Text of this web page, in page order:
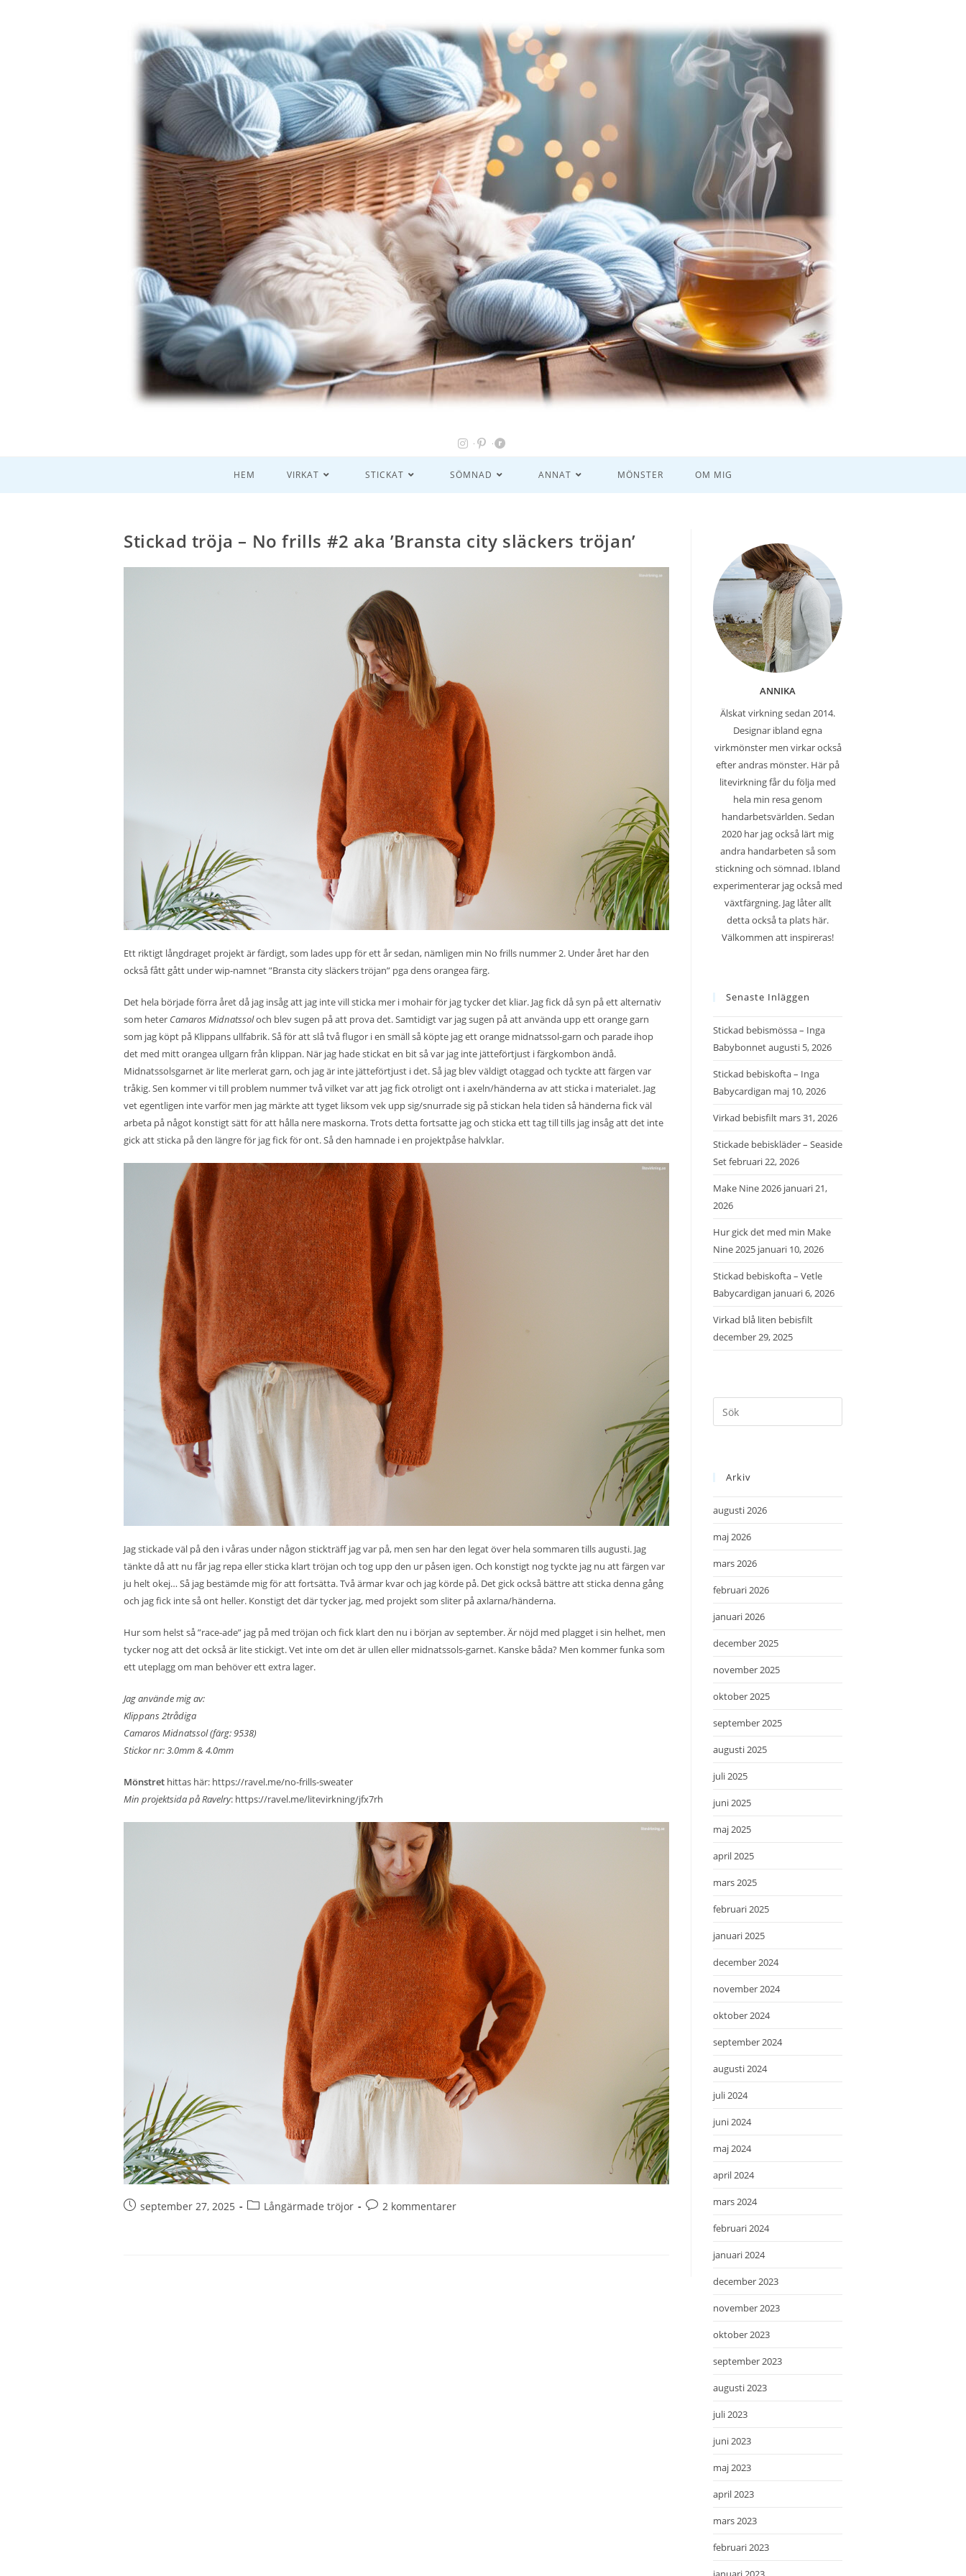
HEM VIRKAT STICKAT SÖMNAD ANNAT MÖNSTER OM MIG
Stickad tröja – No frills #2 aka ’Bransta city släckers tröjan’
Ett riktigt långdraget projekt är färdigt, som lades upp för ett år sedan, nämligen min No frills nummer 2. Under året har den
också fått gått under wip-namnet ”Bransta city släckers tröjan” pga dens orangea färg.
Det hela började förra året då jag insåg att jag inte vill sticka mer i mohair för jag tycker det kliar. Jag fick då syn på ett alternativ
som heter Camaros Midnatssoloch blev sugen på att prova det. Samtidigt var jag sugen på att använda upp ett orange garn
som jag köpt på Klippans ullfabrik. Så för att slå två flugor i en smäll så köpte jag ett orange midnatssol-garn och parade ihop
det med mitt orangea ullgarn från klippan. När jag hade stickat en bit så var jag inte jätteförtjust i färgkombon ändå.
Midnatssolsgarnet är lite merlerat garn, och jag är inte jätteförtjust i det. Så jag blev väldigt otaggad och tyckte att färgen var
tråkig. Sen kommer vi till problem nummer två vilket var att jag fick otroligt ont i axeln/händerna av att sticka i materialet. Jag
vet egentligen inte varför men jag märkte att tyget liksom vek upp sig/snurrade sig på stickan hela tiden så händerna fick väl
arbeta på något konstigt sätt för att hålla nere maskorna. Trots detta fortsatte jag och sticka ett tag till tills jag insåg att det inte
gick att sticka på den längre för jag fick för ont. Så den hamnade i en projektpåse halvklar.
Jag stickade väl på den i våras under någon stickträff jag var på, men sen har den legat över hela sommaren tills augusti. Jag
tänkte då att nu får jag repa eller sticka klart tröjan och tog upp den ur påsen igen. Och konstigt nog tyckte jag nu att färgen var
ju helt okej… Så jag bestämde mig för att fortsätta. Två ärmar kvar och jag körde på. Det gick också bättre att sticka denna gång
och jag fick inte så ont heller. Konstigt det där tycker jag, med projekt som sliter på axlarna/händerna.
Hur som helst så ”race-ade” jag på med tröjan och fick klart den nu i början av september. Är nöjd med plagget i sin helhet, men
tycker nog att det också är lite stickigt. Vet inte om det är ullen eller midnatssols-garnet. Kanske båda? Men kommer funka som
ett uteplagg om man behöver ett extra lager.
Jag använde mig av:
Klippans 2trådiga
Camaros Midnatssol (färg: 9538)
Stickor nr: 3.0mm & 4.0mm
Mönstret hittas här: https://ravel.me/no-frills-sweater
Min projektsida på Ravelry: https://ravel.me/litevirkning/jfx7rh
september 27, 2025 Långärmade tröjor 2 kommentarer
ANNIKA
Älskat virkning sedan 2014.
Designar ibland egna
virkmönster men virkar också
efter andras mönster. Här på
litevirkning får du följa med
hela min resa genom
handarbetsvärlden. Sedan
2020 har jag också lärt mig
andra handarbeten så som
stickning och sömnad. Ibland
experimenterar jag också med
växtfärgning. Jag låter allt
detta också ta plats här.
Välkommen att inspireras!
Senaste Inläggen
Stickad bebismössa – Inga
Babybonnetaugusti 5, 2026
Stickad bebiskofta – Inga
Babycardigan maj 10, 2026
Virkad bebisfilt mars 31, 2026
Stickade bebiskläder – Seaside
Setfebruari 22, 2026
Make Nine 2026 januari 21,
2026
Hur gick det med min Make
Nine 2025 januari 10, 2026
Stickad bebiskofta – Vetle
Babycardigan januari 6, 2026
Virkad blå liten bebisfilt
december 29, 2025
Arkiv
augusti 2026
maj 2026
mars 2026
februari 2026
januari 2026
december 2025
november 2025
oktober 2025
september 2025
augusti 2025
juli 2025
juni 2025
maj 2025
april 2025
mars 2025
februari 2025
januari 2025
december 2024
november 2024
oktober 2024
september 2024
augusti 2024
juli 2024
juni 2024
maj 2024
april 2024
mars 2024
februari 2024
januari 2024
december 2023
november 2023
oktober 2023
september 2023
augusti 2023
juli 2023
juni 2023
maj 2023
april 2023
mars 2023
februari 2023